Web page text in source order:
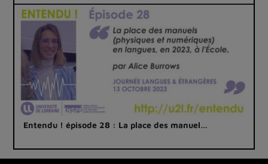
Entendu ! épisode 28 : La place des manuel…